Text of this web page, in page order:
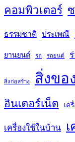
คอมพิวเตอร์
ธรรมชาติ ประเพณี
ยานยนต์ รถ รถยนต์
สิ่งก่อสร้าง สิ่งขอ
อินเตอร์เน็ต เค
เครื่องใช้ในบ้าน